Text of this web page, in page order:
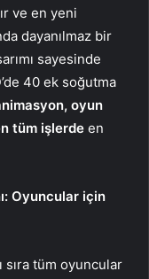
ve en yeni
dayanılmaz bir
sayesinde
40 ek soğutma
oyun
tüm işlerde en
Oyuncular için
sıra tüm oyuncular